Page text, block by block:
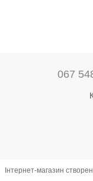
067
Інтернет-магазин